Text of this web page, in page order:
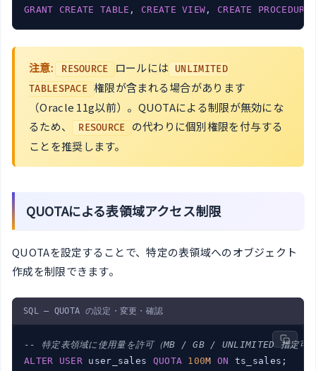
GRANT
CREATE TABLE , CREATE VIEW , CREATE PROCEDURE
注意: RESOURCE ロールには UNLIMITED
TABLESPACE 権限が含まれる場合があります
（Oracle 11g以前）。QUOTAによる制限が無効にな
るため、
RESOURCE
の代わりに個別権限を付与する
ことを推奨します。
QUOTAによる表領域アクセス制限
QUOTAを設定することで、特定の表領域へのオブジェクト
作成を制限できます。
SQL — QUOTA の設定・変更・確認
-- 特定表領域に使用量を許可（MB / GB / UNLIMITED 指定可
ALTER
USER user_sales QUOTA 100M ON